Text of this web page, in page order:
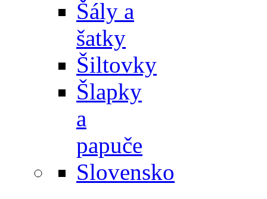
Šály a
šatky
Šiltovky
Šlapky
a
papuče
Slovensko